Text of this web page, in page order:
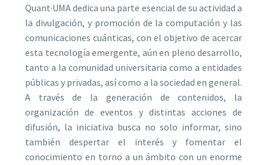
Quant·UMA dedica una parte esencial de su actividad a
la divulgación, y promoción de la computación y las
comunicaciones cuánticas, con el objetivo de acercar
esta tecnología emergente, aún en pleno desarrollo,
tanto a la comunidad universitaria como a entidades
públicas y privadas, así como a la sociedad en general.
A través de la generación de contenidos, la
organización de eventos y distintas acciones de
difusión, la iniciativa busca no solo informar, sino
también despertar el interés y fomentar el
conocimiento en torno a un ámbito con un enorme